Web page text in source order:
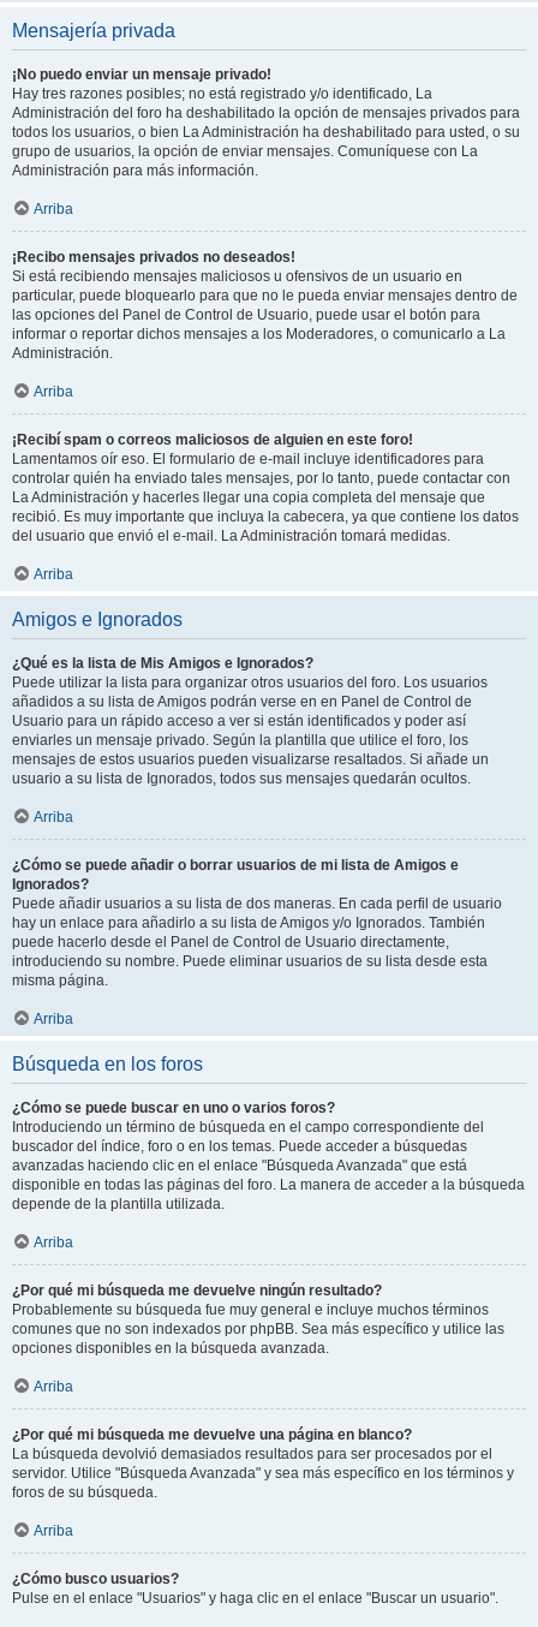
Mensajería privada
¡No puedo enviar un mensaje privado!
Hay tres razones posibles; no está registrado y/o identificado, La
Administración del foro ha deshabilitado la opción de mensajes privados para
todos los usuarios, o bien La Administración ha deshabilitado para usted, o su
grupo de usuarios, la opción de enviar mensajes. Comuníquese con La
Administración para más información.
Arriba
¡Recibo mensajes privados no deseados!
Si está recibiendo mensajes maliciosos u ofensivos de un usuario en
particular, puede bloquearlo para que no le pueda enviar mensajes dentro de
las opciones del Panel de Control de Usuario, puede usar el botón para
informar o reportar dichos mensajes a los Moderadores, o comunicarlo a La
Administración.
Arriba
¡Recibí spam o correos maliciosos de alguien en este foro!
Lamentamos oír eso. El formulario de e-mail incluye identificadores para
controlar quién ha enviado tales mensajes, por lo tanto, puede contactar con
La Administración y hacerles llegar una copia completa del mensaje que
recibió. Es muy importante que incluya la cabecera, ya que contiene los datos
del usuario que envió el e-mail. La Administración tomará medidas.
Arriba
Amigos e Ignorados
¿Qué es la lista de Mis Amigos e Ignorados?
Puede utilizar la lista para organizar otros usuarios del foro. Los usuarios
añadidos a su lista de Amigos podrán verse en en Panel de Control de
Usuario para un rápido acceso a ver si están identificados y poder así
enviarles un mensaje privado. Según la plantilla que utilice el foro, los
mensajes de estos usuarios pueden visualizarse resaltados. Si añade un
usuario a su lista de Ignorados, todos sus mensajes quedarán ocultos.
Arriba
¿Cómo se puede añadir o borrar usuarios de mi lista de Amigos e
Ignorados?
Puede añadir usuarios a su lista de dos maneras. En cada perfil de usuario
hay un enlace para añadirlo a su lista de Amigos y/o Ignorados. También
puede hacerlo desde el Panel de Control de Usuario directamente,
introduciendo su nombre. Puede eliminar usuarios de su lista desde esta
misma página.
Arriba
Búsqueda en los foros
¿Cómo se puede buscar en uno o varios foros?
Introduciendo un término de búsqueda en el campo correspondiente del
buscador del índice, foro o en los temas. Puede acceder a búsquedas
avanzadas haciendo clic en el enlace "Búsqueda Avanzada" que está
disponible en todas las páginas del foro. La manera de acceder a la búsqueda
depende de la plantilla utilizada.
Arriba
¿Por qué mi búsqueda me devuelve ningún resultado?
Probablemente su búsqueda fue muy general e incluye muchos términos
comunes que no son indexados por phpBB. Sea más específico y utilice las
opciones disponibles en la búsqueda avanzada.
Arriba
¿Por qué mi búsqueda me devuelve una página en blanco?
La búsqueda devolvió demasiados resultados para ser procesados por el
servidor. Utilice "Búsqueda Avanzada" y sea más específico en los términos y
foros de su búsqueda.
Arriba
¿Cómo busco usuarios?
Pulse en el enlace "Usuarios" y haga clic en el enlace "Buscar un usuario".